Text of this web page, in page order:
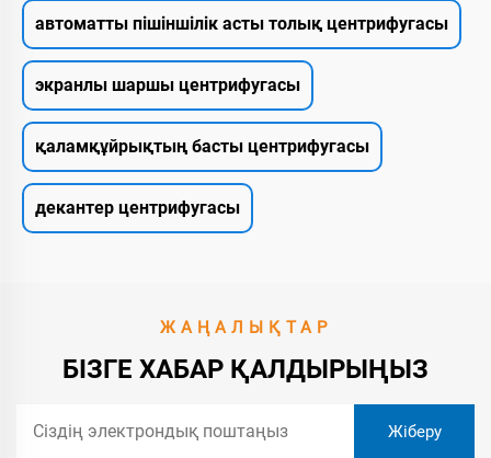
автоматты пішіншілік асты толық центрифугасы
экранлы шаршы центрифугасы
қаламқұйрықтың басты центрифугасы
декантер центрифугасы
ЖАҢАЛЫҚТАР
БІЗГЕ ХАБАР ҚАЛДЫРЫҢЫЗ